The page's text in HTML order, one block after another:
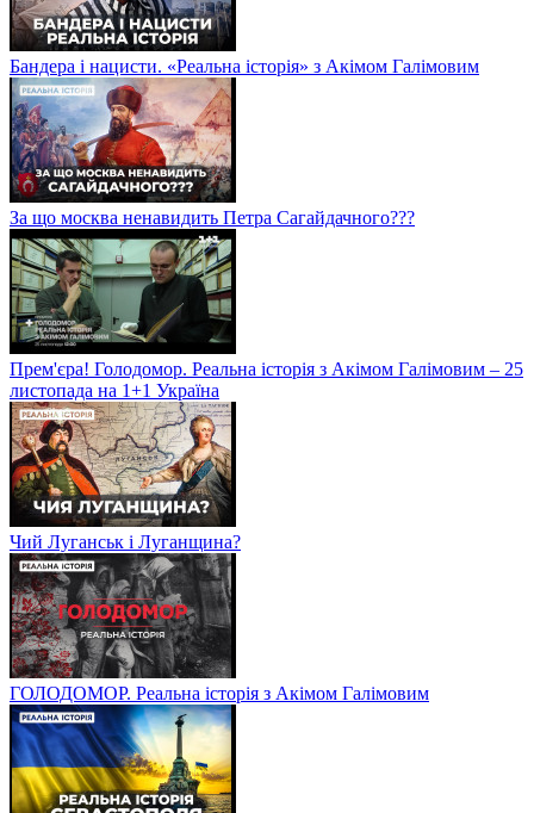
Бандера і нацисти. «Реальна історія» з Акімом Галімовим
За що москва ненавидить Петра Сагайдачного???
Прем'єра! Голодомор. Реальна історія з Акімом Галімовим – 25
листопада на 1+1 Україна
Чий Луганськ і Луганщина?
ГОЛОДОМОР. Реальна історія з Акімом Галімовим